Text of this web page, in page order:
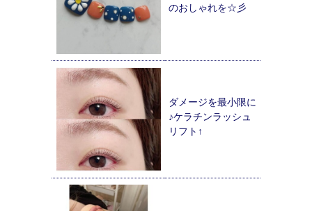
のおしゃれを☆彡
ダメージを最小限に
♪ケラチンラッシュ
リフト↑